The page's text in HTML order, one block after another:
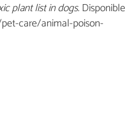
plant list in dogs.Disponible
care/animal-poison-